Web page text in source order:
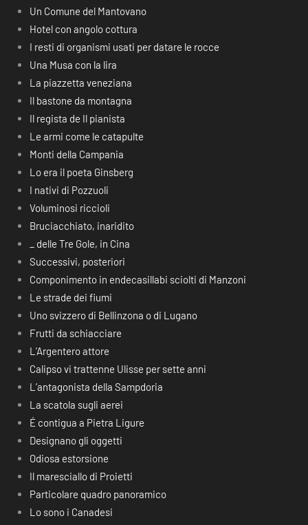
Un Comune del Mantovano
Hotel con angolo cottura
I resti di organismi usati per datare le rocce
Una Musa con la lira
La piazzetta veneziana
Il bastone da montagna
Il regista de Il pianista
Le armi come le catapulte
Monti della Campania
Lo era il poeta Ginsberg
I nativi di Pozzuoli
Voluminosi riccioli
Bruciacchiato, inaridito
_ delle Tre Gole, in Cina
Successivi, posteriori
Componimento in endecasillabi sciolti di Manzoni
Le strade dei fiumi
Uno svizzero di Bellinzona o di Lugano
Frutti da schiacciare
L’Argentero attore
Calipso vi trattenne Ulisse per sette anni
L’antagonista della Sampdoria
La scatola sugli aerei
É contigua a Pietra Ligure
Designano gli oggetti
Odiosa estorsione
Il maresciallo di Proietti
Particolare quadro panoramico
Lo sono i Canadesi